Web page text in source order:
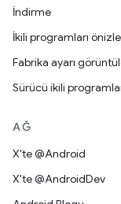
İndirme
İkili programları önizle
Fabrika ayarı
Sürücü ikili
AĞ
X'te @Android
X'te @AndroidDev